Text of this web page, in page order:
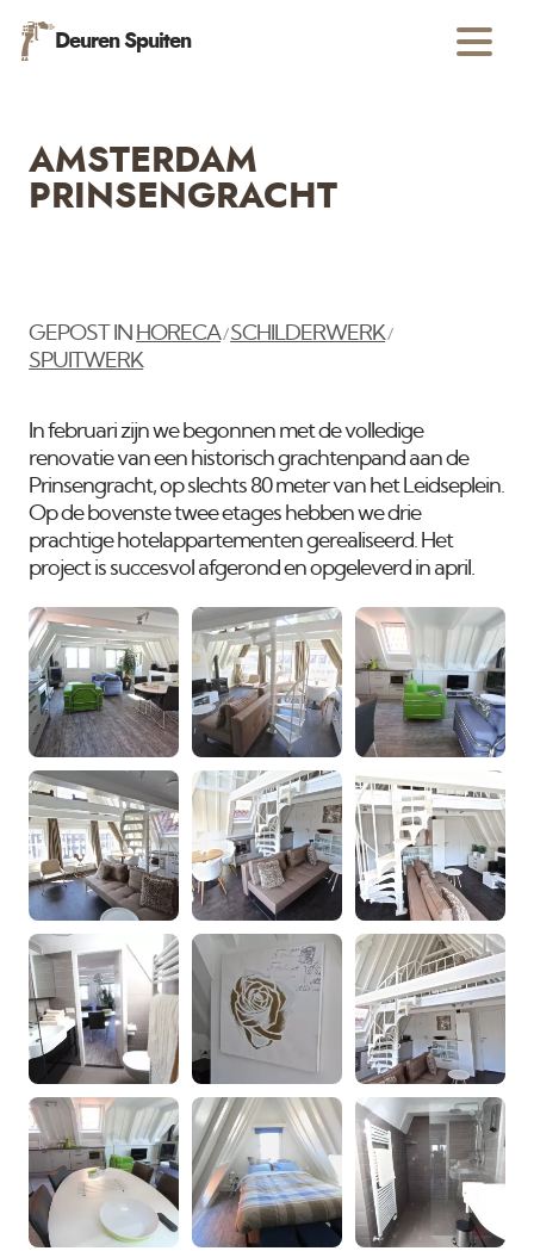
Deuren Spuiten
AMSTERDAM
PRINSENGRACHT
GEPOST IN HORECA/SCHILDERWERK/
SPUITWERK
In februari zijn we begonnen met de volledige
renovatie van een historisch grachtenpand aan de
Prinsengracht, op slechts 80 meter van het Leidseplein.
Op de bovenste twee etages hebben we drie
prachtige hotelappartementen gerealiseerd. Het
project is succesvol afgerond en opgeleverd in april.